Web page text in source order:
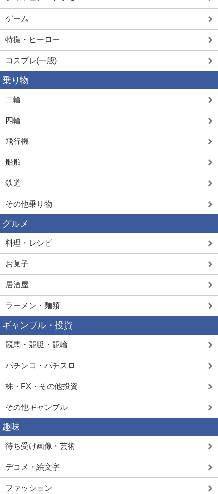
ゲーム
特撮・ヒーロー
コスプレ(一般)
乗り物
二輪
四輪
飛行機
船舶
鉄道
その他乗り物
グルメ
料理・レシピ
お菓子
居酒屋
ラーメン・麺類
ギャンブル・投資
競馬・競艇・競輪
パチンコ・パチスロ
株・FX・その他投資
その他ギャンブル
趣味
待ち受け画像・芸術
デコメ・絵文字
ファッション